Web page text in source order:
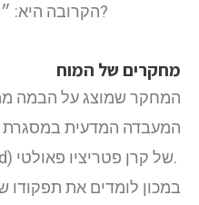
הקרובה היא: ״מה המטרה שלך״?
מחקרים של המוח
המחקר שמוצג על הבמה
המעבדה המדעית במסגרת
(Rined) של קרן פטריציו פאולטי.
במכון לומדים את תפקודו